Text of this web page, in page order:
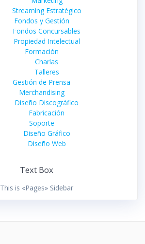
Streaming Estratégico
Fondos y Gestión
Fondos Concursables
Propiedad Intelectual
Formación
Charlas
Talleres
Gestión de Prensa
Merchandising
Diseño Discográfico
Fabricación
Soporte
Diseño Gráfico
Diseño Web
Text Box
This is «Pages» Sidebar